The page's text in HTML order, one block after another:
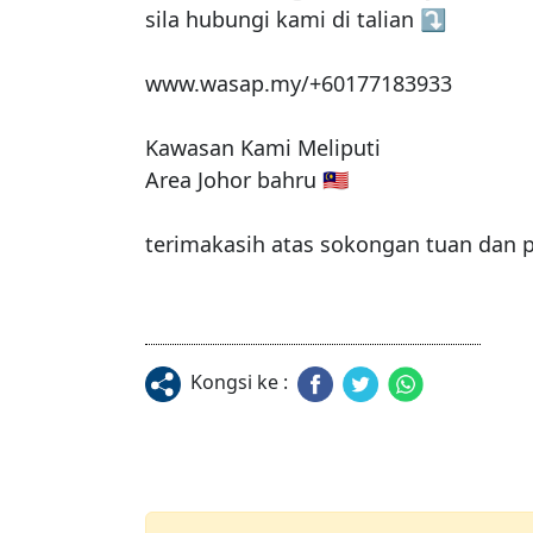
sila hubungi kami di talian ⤵️
www.wasap.my/+60177183933
Kawasan Kami Meliputi
Area Johor bahru 🇲🇾
terimakasih atas sokongan tuan dan
Kongsi ke :